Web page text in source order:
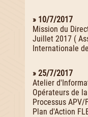
» 10/7/2017
Mission du
Juillet 2017 (
Internationale
» 25/7/2017
Atelier
Opérateurs de
Processus APV/
Plan d'Action